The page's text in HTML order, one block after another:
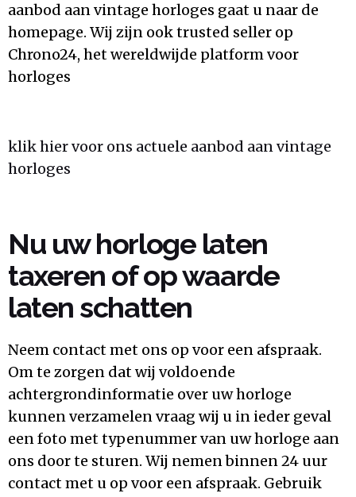
aanbod aan vintage horloges gaat u naar de
homepage. Wij zijn ook trusted seller op
Chrono24, het wereldwijde platform voor
horloges
klik hier voor ons actuele aanbod aan vintage
horloges
Nu uw horloge laten
taxeren of op waarde
laten schatten
Neem contact met ons op voor een afspraak.
Om te zorgen dat wij voldoende
achtergrondinformatie over uw horloge
kunnen verzamelen vraag wij u in ieder geval
een foto met typenummer van uw horloge aan
ons door te sturen. Wij nemen binnen 24 uur
contact met u op voor een afspraak. Gebruik